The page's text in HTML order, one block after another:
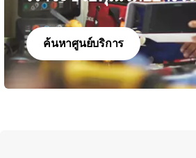
ค้นหาศูนย์บริการ